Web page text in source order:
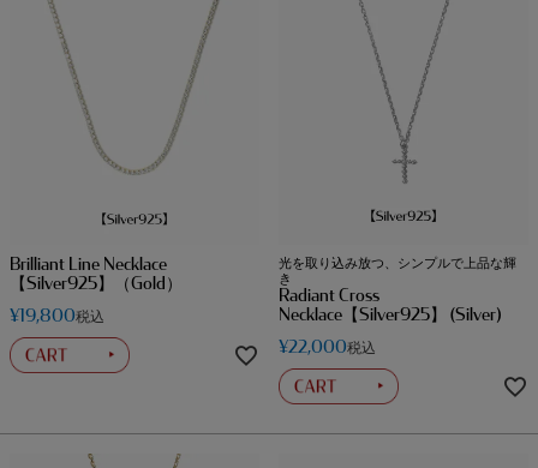
Brilliant Line Necklace
【Silver925】（Gold）
¥19,800税込
光を取り込み放つ、シンプルで上品な輝
き
Radiant Cross
Necklace【Silver925】 (Silver)
¥22,000税込